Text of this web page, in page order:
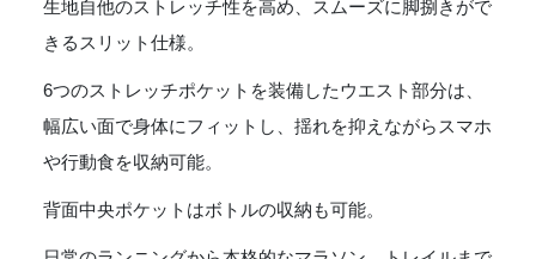
Racing
Skirt
生地自他のストレッチ性を高め、スムーズに脚捌きがで
きるスリット仕様。
6つのストレッチポケットを装備したウエスト部分は、
幅広い面で身体にフィットし、揺れを抑えながらスマホ
や行動食を収納可能。
背面中央ポケットはボトルの収納も可能。